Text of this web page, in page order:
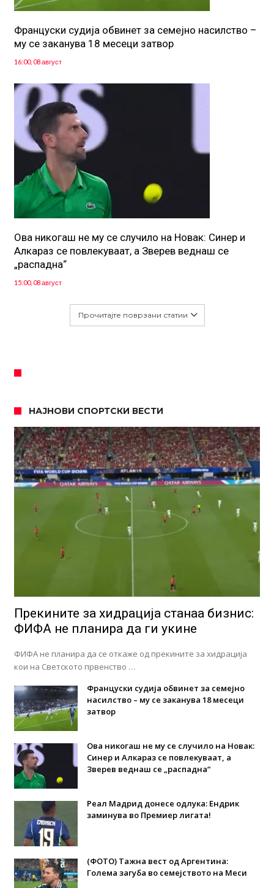
Француски судија обвинет за семејно насилство –
му се заканува 18 месеци затвор
16:00, 08 август
Ова никогаш не му се случило на Новак: Синер и
Алкараз се повлекуваат, а Зверев веднаш се
„распадна“
15:00, 08 август
Прочитајте поврзани статии
НАЈНОВИ СПОРТСКИ ВЕСТИ
Прекините за хидрација станаа бизнис:
ФИФА не планира да ги укине
ФИФА не планира да се откаже од прекините за хидрација
кои на Светското првенство …
Француски судија обвинет за семејно
насилство – му се заканува 18 месеци
затвор
Ова никогаш не му се случило на Новак:
Синер и Алкараз се повлекуваат, а
Зверев веднаш се „распадна“
Реал Мадрид донесе одлука: Eндрик
заминува во Премиер лигата!
(ФОТО) Тажна вест од Аргентина:
Голема загуба во семејството на Меси